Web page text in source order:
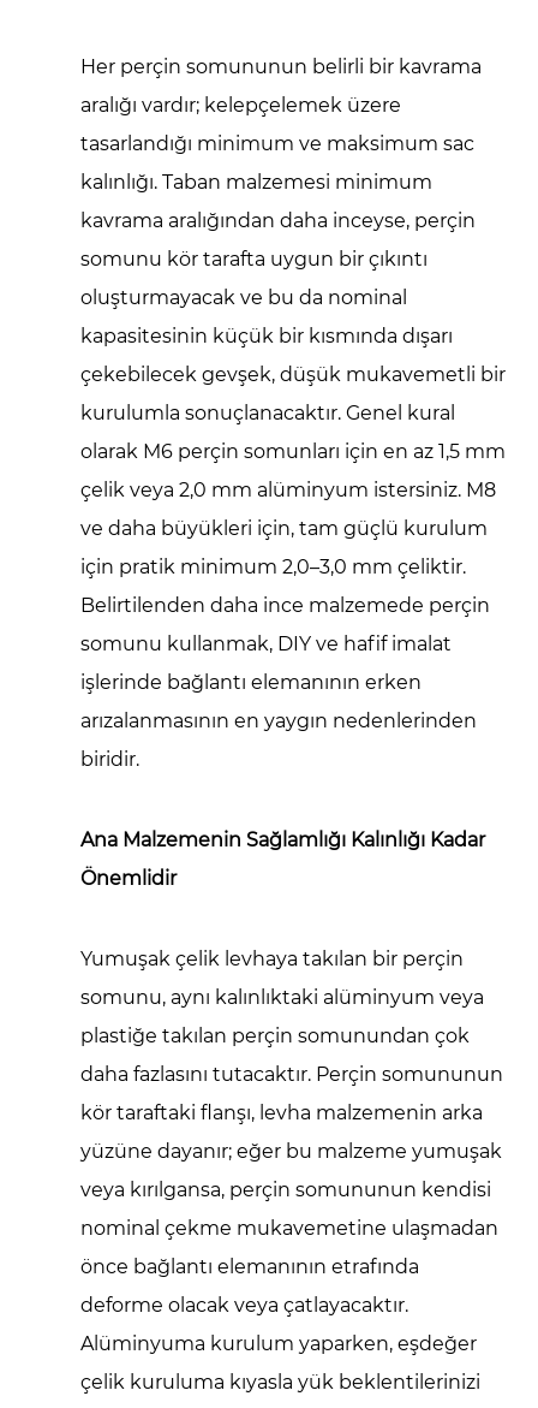
Her perçin somununun belirli bir kavrama
aralığı vardır; kelepçelemek üzere
tasarlandığı minimum ve maksimum sac
kalınlığı. Taban malzemesi minimum
kavrama aralığından daha inceyse, perçin
somunu kör tarafta uygun bir çıkıntı
oluşturmayacak ve bu da nominal
kapasitesinin küçük bir kısmında dışarı
çekebilecek gevşek, düşük mukavemetli bir
kurulumla sonuçlanacaktır. Genel kural
olarak M6 perçin somunları için en az 1,5 mm
çelik veya 2,0 mm alüminyum istersiniz. M8
ve daha büyükleri için, tam güçlü kurulum
için pratik minimum 2,0–3,0 mm çeliktir.
Belirtilenden daha ince malzemede perçin
somunu kullanmak, DIY ve hafif imalat
işlerinde bağlantı elemanının erken
arızalanmasının en yaygın nedenlerinden
biridir.
Ana Malzemenin Sağlamlığı Kalınlığı Kadar
Önemlidir
Yumuşak çelik levhaya takılan bir perçin
somunu, aynı kalınlıktaki alüminyum veya
plastiğe takılan perçin somunundan çok
daha fazlasını tutacaktır. Perçin somununun
kör taraftaki flanşı, levha malzemenin arka
yüzüne dayanır; eğer bu malzeme yumuşak
veya kırılgansa, perçin somununun kendisi
nominal çekme mukavemetine ulaşmadan
önce bağlantı elemanının etrafında
deforme olacak veya çatlayacaktır.
Alüminyuma kurulum yaparken, eşdeğer
çelik kuruluma kıyasla yük beklentilerinizi